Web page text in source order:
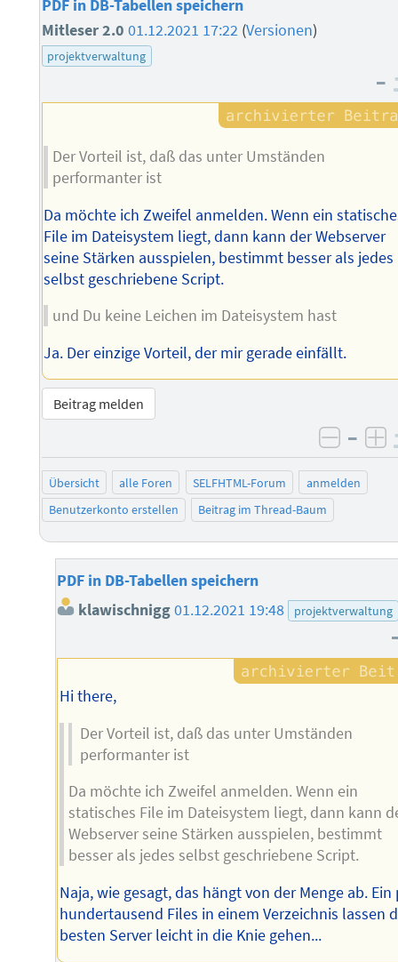
PDF in DB-Tabellen speichern
Mitleser 2.0 01.12.2021 17:22 (Versionen)
projektverwaltung
–
Der Vorteil ist, daß das unter Umständen
performanter ist
Da möchte ich Zweifel anmelden. Wenn ein
File im Dateisystem liegt, dann kann der Webserver
seine Stärken ausspielen, bestimmt besser als jedes
selbst geschriebene Script.
und Du keine Leichen im Dateisystem hast
Ja. Der einzige Vorteil, der mir gerade einfällt.
Beitrag melden
–
Übersicht alle Foren SELFHTML-Forum
anmelden
Benutzerkonto erstellen
Beitrag im Thread-Baum
PDF in DB-Tabellen speichern
klawischnigg01.12.2021 19:48 projektverwaltung
Hi there,
Der Vorteil ist, daß das unter Umständen
performanter ist
Da möchte ich Zweifel anmelden. Wenn ein
statisches File im Dateisystem liegt, dann kann
Webserver seine Stärken ausspielen, bestimmt
besser als jedes selbst geschriebene Script.
Naja, wie gesagt, das hängt von der Menge ab. Ein
hundertausend Files in einem Verzeichnis lassen
besten Server leicht in die Knie gehen...